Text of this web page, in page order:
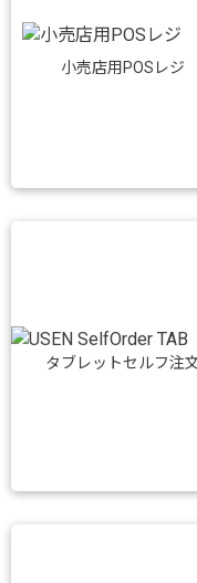
小売店用POSレジ
タブレットセルフ注